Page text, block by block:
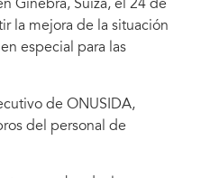
Ginebra, Suiza, el 24 de
la mejora de la situación
especial para las
de ONUSIDA,
del personal de